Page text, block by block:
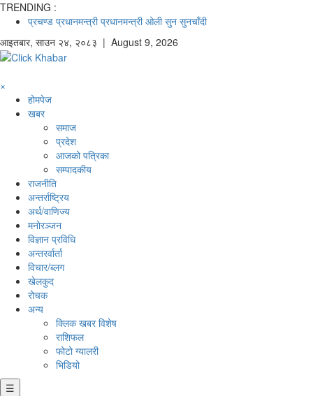
TRENDING :
प्रचण्ड प्रधानमन्त्री प्रधानमन्त्री ओली सुन सुनचाँदी
आइतबार, साउन २४, २०८३ | August 9, 2026
×
होमपेज
खबर
समाज
प्रदेश
आजको पत्रिका
सम्पादकीय
राजनीति
अन्तर्राष्ट्रिय
अर्थ/वाणिज्य
मनाेरञ्जन
विज्ञान प्रविधि
अन्तरर्वार्ता
विचार/ब्लग
खेलकुद
रोचक
अन्य
क्लिक खबर विशेष
राशिफल
फोटो ग्यालरी
भिडियो
☰